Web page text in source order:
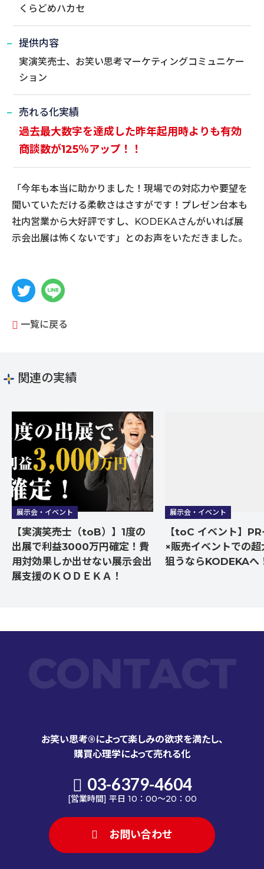
くらどめハカセ
提供内容
実演笑売士、お笑い思考マーケティングコミュニケー
ション
売れる化実績
過去最大数字を達成した昨年起用時よりも有効
商談数が125％アップ！！
「今年も本当に助かりました！現場での対応力や要望を
聞いていただける柔軟さはさすがです！プレゼン台本も
社内営業から大好評ですし、KODEKAさんがいれば展
示会出展は怖くないです」とのお声をいただきました。
一覧に戻る
関連の実績
展示会・イベント
【実演笑売士（toB）】1度の
出展で利益3000万円確定！費
用対効果しか出せない展示会出
展支援のＫＯＤＥＫＡ！
展示会・イベント
【toC イベント】
×販売イベントでの超
狙うならKODEKAへ
お笑い思考®によって楽しみの欲求を満たし、
購買心理学によって売れる化
03-6379-4604
[営業時間] 平日 10：00～20：00
お問い合わせ